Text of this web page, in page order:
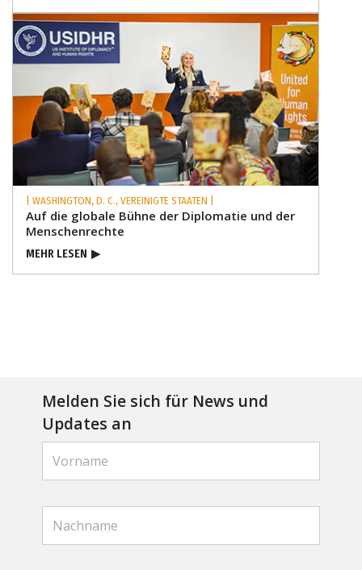
| WASHINGTON, D. C., VEREINIGTE STAATEN |
Auf die globale Bühne der Diplomatie und der
Menschenrechte
MEHR LESEN ▶
Melden Sie sich für News und
Updates an